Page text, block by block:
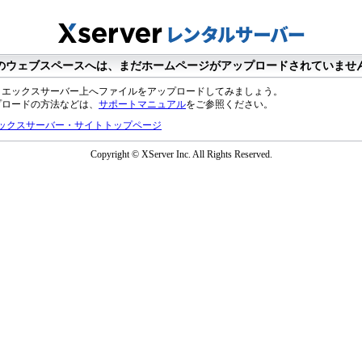
ウェブスペースへは、まだホームページがアップロードされていませ
ックスサーバー上へファイルをアップロードしてみましょう。
ードの方法などは、 サポートマニュアルをご参照ください。
クスサーバー・サイトトップページ
Copyright © XServer Inc. All Rights Reserved.